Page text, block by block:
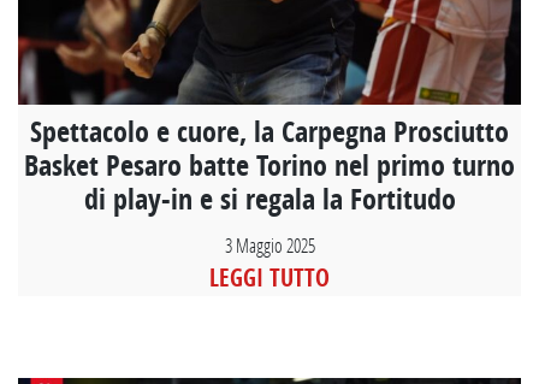
Spettacolo e cuore, la Carpegna Prosciutto
Basket Pesaro batte Torino nel primo turno
di play-in e si regala la Fortitudo
3 Maggio 2025
LEGGI TUTTO